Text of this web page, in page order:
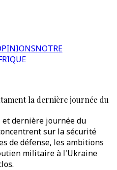
NOTRE
la dernière journée du
et dernière journée du
sur la sécurité
de défense, les ambitions
militaire à l'Ukraine